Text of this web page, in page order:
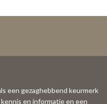
een gezaghebbend keurmerk
en informatie en een